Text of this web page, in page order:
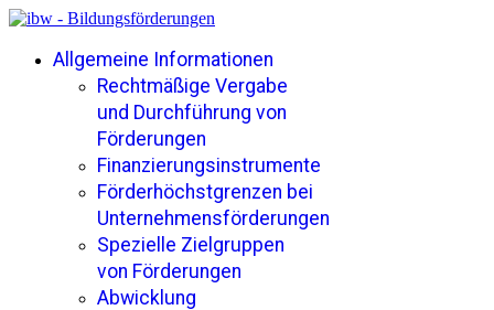
Allgemeine Informationen
Rechtmäßige Vergabe
und Durchführung von
Förderungen
Finanzierungsinstrumente
Förderhöchstgrenzen bei
Unternehmensförderungen
Spezielle Zielgruppen
von Förderungen
Abwicklung